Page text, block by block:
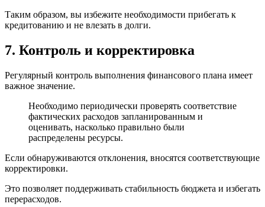
Таким образом, вы избежите необходимости прибегать к
кредитованию и не влезать в долги.
7. Контроль и корректировка
Регулярный контроль выполнения финансового плана имеет
важное значение.
Необходимо периодически проверять соответствие
фактических расходов запланированным и
оценивать, насколько правильно были
распределены ресурсы.
Если обнаруживаются отклонения, вносятся соответствующие
корректировки.
Это позволяет поддерживать стабильность бюджета и избегать
перерасходов.